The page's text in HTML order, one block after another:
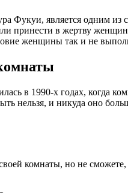
Фукуи, является одним из
принести в жертву
женщины так и не
в 1990-х годах, когда
нельзя, и никуда оно
комнаты, но не